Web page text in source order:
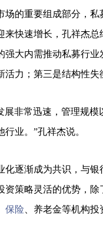
的重要组成部分，私
来快速增长，孔祥杰
强大内需推动私募行
活力；第三是结构性失
非常迅速，管理规模
业。”孔祥杰说。
逐渐成为共识，与银
资策略灵活的优势，
保险 、养老金等机构